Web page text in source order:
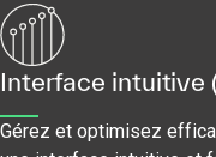
Interface intuitive
Gérez et optimisez